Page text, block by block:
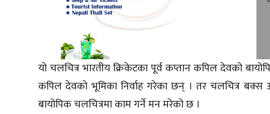
यो चलचित्र भारतीय क्रिकेटका पूर्व कप्तान कपिल देवको
कपिल देवको भूमिका निर्वाह गरेका छन् । तर चलचित्र बक्स
बायोपिक चलचित्रमा काम गर्ने मन मरेको छ ।